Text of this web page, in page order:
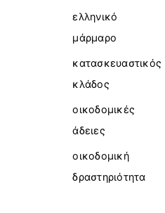
ελληνικό
μάρμαρο
κατασκευαστικός
κλάδος
οικοδομικές
άδειες
οικοδομική
δραστηριότητα